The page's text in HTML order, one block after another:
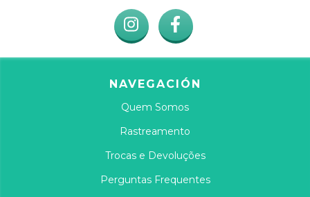
NAVEGACIÓN
Quem Somos
Rastreamento
Trocas e Devoluções
Perguntas Frequentes